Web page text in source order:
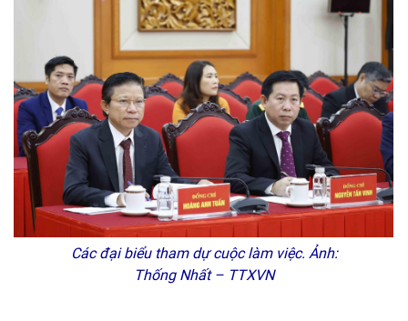
Các đại biểu tham dự cuộc làm việc. Ảnh:
Thống Nhất – TTXVN